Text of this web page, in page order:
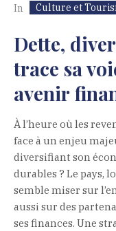
In
Culture et
Dette,
trace sa
avenir
À l’heure où les
face à un enjeu
diversifiant son
durables ? Le pays,
semble miser sur
aussi sur des
ses finances. Une